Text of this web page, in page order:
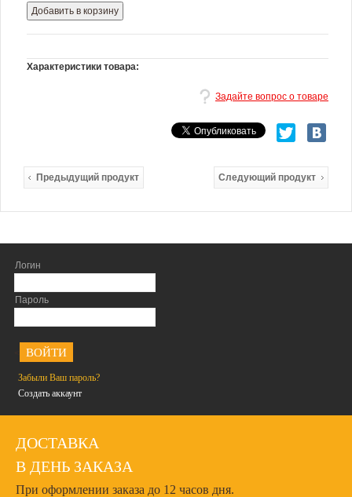
Логин
Пароль
Забыли Ваш пароль?
Создать аккаунт
ДОСТАВКА
В ДЕНЬ ЗАКАЗА
При оформлении заказа до 12 часов дня.
Добавить в корзину
Характеристики товара:
Задайте вопрос о товаре
Предыдущий продукт Следующий продукт